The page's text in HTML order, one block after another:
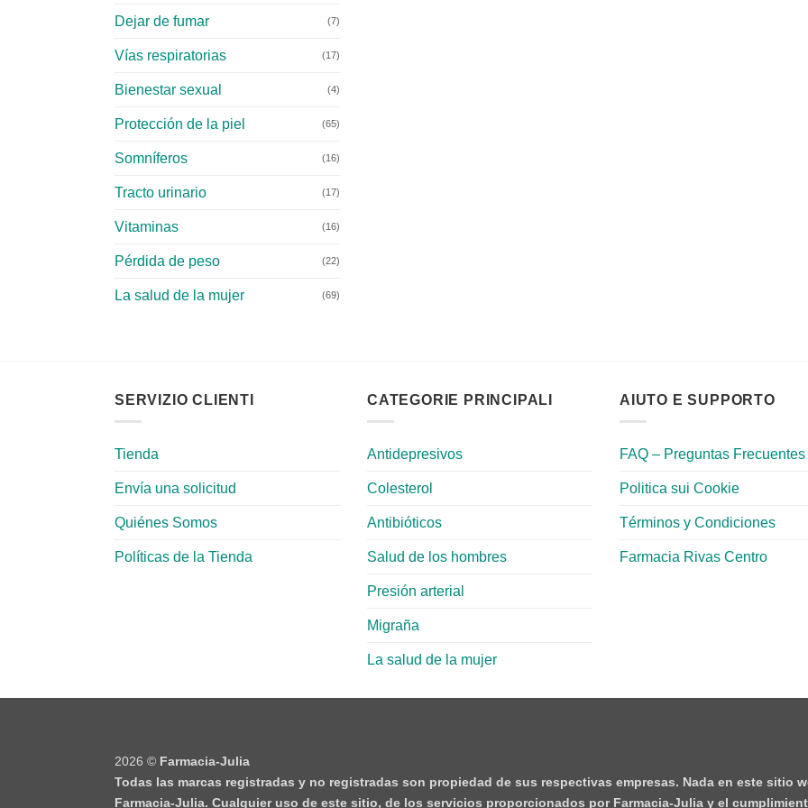
Dejar de fumar (7)
Vías respiratorias (17)
Bienestar sexual (4)
Protección de la piel (65)
Somníferos (16)
Tracto urinario (17)
Vitaminas (16)
Pérdida de peso (22)
La salud de la mujer (69)
SERVIZIO CLIENTI
Tienda
Envía una solicitud
Quiénes Somos
Políticas de la Tienda
CATEGORIE PRINCIPALI
Antidepresivos
Colesterol
Antibióticos
Salud de los hombres
Presión arterial
Migraña
La salud de la mujer
AIUTO E SUPPORTO
FAQ – Preguntas Frecuentes
Politica sui Cookie
Términos y Condiciones
Farmacia Rivas Centro
2026 © Farmacia-Julia
Todas las marcas registradas y no registradas son propiedad de sus respectivas empresas. Nada en este sitio
Farmacia-Julia. Cualquier uso de este sitio, de los servicios proporcionados por Farmacia-Julia y el